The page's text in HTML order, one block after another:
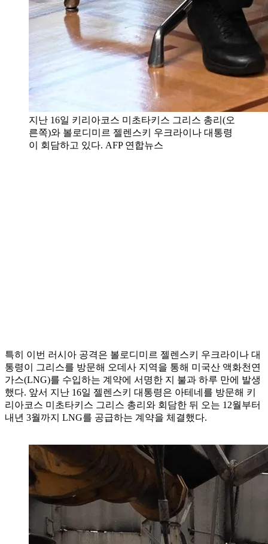
지난 16일 키리아코스 미초타키스 그리스 총리(오
른쪽)와 볼로디미르 젤렌스키 우크라이나 대통령
이 회담하고 있다. AFP 연합뉴스
특히 이번 러시아 공격은 볼로디미르 젤렌스키 우크라이나 대
통령이 그리스를 방문해 오데사 지역을 통해 미국산 액화천연
가스(LNG)를 수입하는 계약에 서명한 지 불과 하루 만에 발생
했다. 앞서 지난 16일 젤렌스키 대통령은 아테네를 방문해 키
리아코스 미초타키스 그리스 총리와 회담한 뒤 오는 12월부터
내년 3월까지 LNG를 공급하는 계약을 체결했다.